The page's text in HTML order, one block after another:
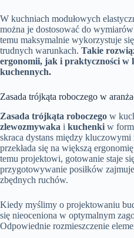
W kuchniach modułowych
można je dostosować do
temu maksymalnie wykorzystuje
trudnych warunkach. Takie
ergonomii, jak i praktyczności w
kuchennych.
Zasada trójkąta roboczego w
Zasada trójkąta roboczego w
zlewozmywaka i kuchenki w
skraca dystans między
przekłada się na większą
temu projektowi, gotowanie staje
przygotowywanie posiłków
zbędnych ruchów.
Kiedy myślimy o projektowaniu
się nieoceniona w optymalnym
Odpowiednie rozmieszczenie